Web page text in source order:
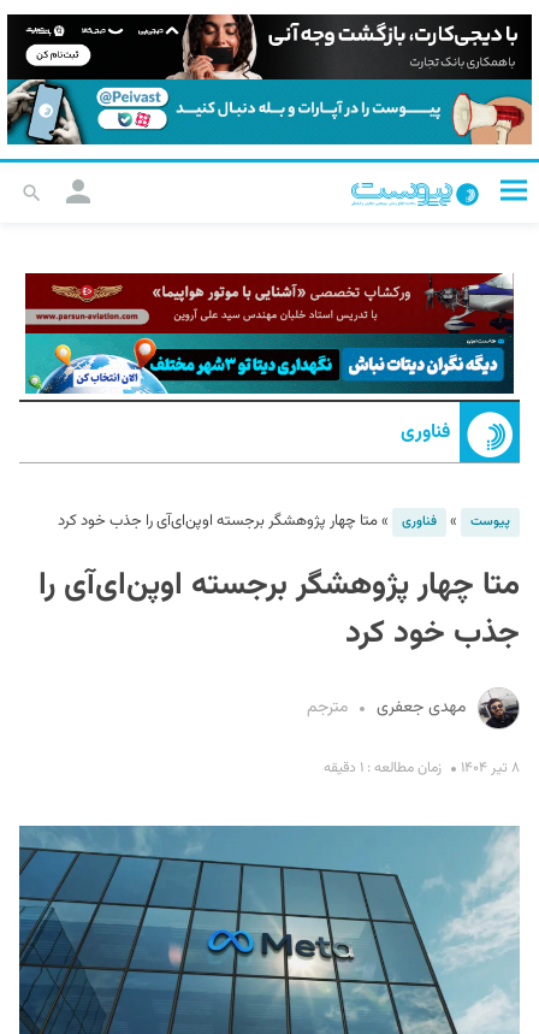
فناوری
پیوست » فناوری »متا چهار پژوهشگر برجسته اوپن‌ای‌آی را جذب خود کرد
متا چهار پژوهشگر برجسته اوپن‌ای‌آی را
جذب خود کرد
مهدی جعفری مترجم
۸ تیر ۱۴۰۴ زمان مطالعه : ۱ دقیقه